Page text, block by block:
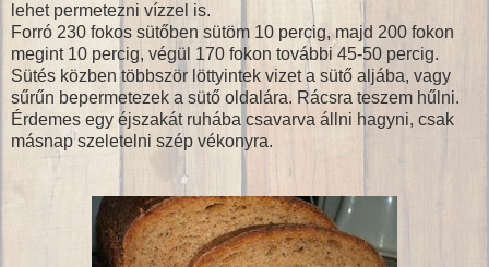
lehet permetezni vízzel is.
Forró 230 fokos sütőben sütöm 10 percig, majd 200 fokon
megint 10 percig, végül 170 fokon további 45-50 percig.
Sütés közben többször löttyintek vizet a sütő aljába, vagy
sűrűn bepermetezek a sütő oldalára. Rácsra teszem hűlni.
Érdemes egy éjszakát ruhába csavarva állni hagyni, csak
másnap szeletelni szép vékonyra.